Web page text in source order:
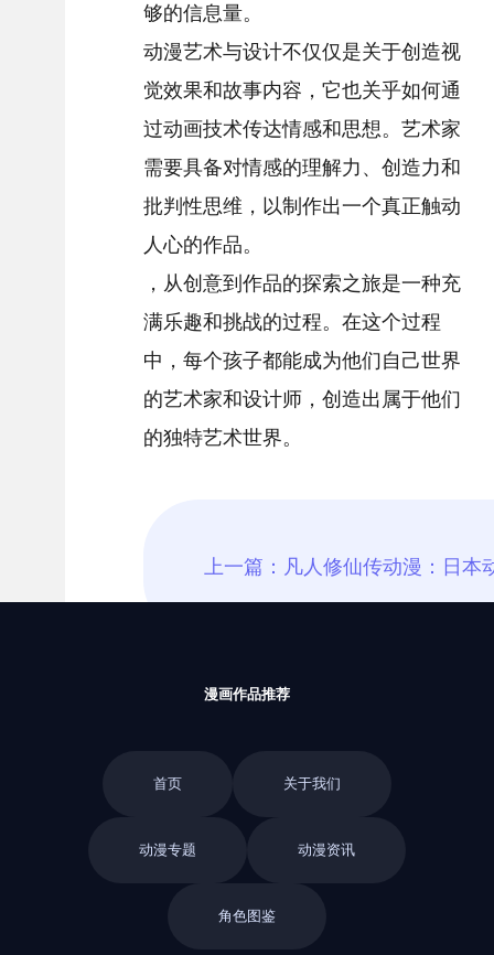
够的信息量。
动漫艺术与设计不仅仅是关于创造视
觉效果和故事内容，它也关乎如何通
过动画技术传达情感和思想。艺术家
需要具备对情感的理解力、创造力和
批判性思维，以制作出一个真正触动
人心的作品。
，从创意到作品的探索之旅是一种充
满乐趣和挑战的过程。在这个过程
中，每个孩子都能成为他们自己世界
的艺术家和设计师，创造出属于他们
的独特艺术世界。
返回栏目
漫画作品推荐
首页 关于我们
动漫专题 动漫资讯
角色图鉴